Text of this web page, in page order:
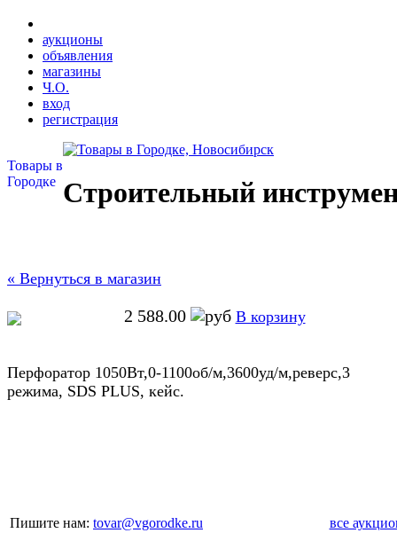
аукционы
объявления
магазины
Ч.О.
вход
регистрация
Товары в
Городке Строительный
« Вернуться в магазин
2 588.00 В корзину
Перфоратор 1050Вт,0-1100об/м,3600уд/м,реверс,3
режима, SDS PLUS, кейс.
Пишите нам: tovar@vgorodke.ru все